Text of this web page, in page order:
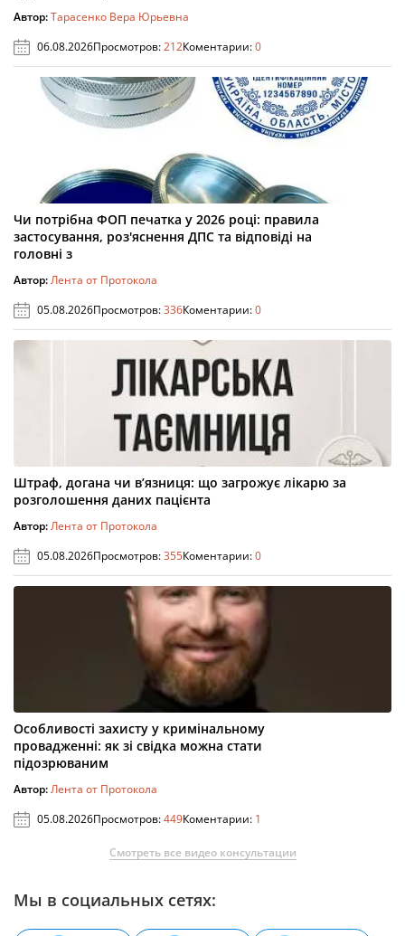
Автор:Тарасенко Вера Юрьевна
06.08.2026Просмотров:212Коментарии:0
Чи потрібна ФОП печатка у 2026 році: правила
застосування, роз'яснення ДПС та відповіді на
головні з
Автор:Лента от Протокола
05.08.2026Просмотров:336Коментарии:0
Штраф, догана чи в’язниця: що загрожує лікарю за
розголошення даних пацієнта
Автор:Лента от Протокола
05.08.2026Просмотров:355Коментарии:0
Особливості захисту у кримінальному
провадженні: як зі свідка можна стати
підозрюваним
Автор:Лента от Протокола
05.08.2026Просмотров:449Коментарии: 1
Смотреть все видео консультации
Мы в социальных сетях: